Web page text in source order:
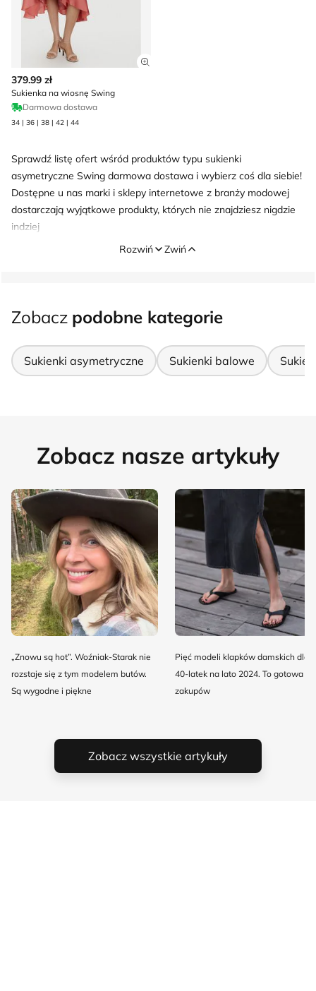
Zobacz szczegóły produktu
379.99 zł
Sukienka na wiosnę Swing
Darmowa dostawa
34 | 36 | 38 | 42 | 44
Sprawdź listę ofert wśród produktów typu sukienki
asymetryczne Swing darmowa dostawa i wybierz coś dla siebie!
Dostępne u nas marki i sklepy internetowe z branży modowej
dostarczają wyjątkowe produkty, których nie znajdziesz nigdzie
indziej
Rozwiń
Zwiń
Zobacz podobne kategorie
Sukienki asymetryczne Sukienki balowe
Zobacz nasze artykuły
„Znowu są hot”. Woźniak-Starak nie
rozstaje się z tym modelem butów.
Są wygodne i piękne
Pięć modeli klapków damskich dla
40-latek na lato 2024. To gotowa
zakupów
Zobacz wszystkie artykuły